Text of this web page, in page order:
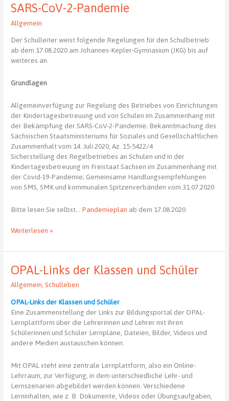
SARS-CoV-2-Pandemie
Allgemein
Der Schulleiter weist folgende Regelungen für den Schulbetrieb
ab dem 17.08.2020 am Johannes-Kepler-Gymnasium (JKG) bis auf
weiteres an.
Grundlagen
Allgemeinverfügung zur Regelung des Betriebes von Einrichtungen
der Kindertagesbetreuung und von Schulen im Zusammenhang mit
der Bekämpfung der SARS-CoV-2-Pandemie; Bekanntmachung des
Sächsischen Staatsministeriums für Soziales und Gesellschaftlichen
Zusammenhalt vom 14. Juli 2020, Az. 15-5422/4
Sicherstellung des Regelbetriebes an Schulen und in der
Kindertagesbetreuung im Freistaat Sachsen im Zusammenhang mit
der Covid-19-Pandemie; Gemeinsame Handlungsempfehlungen
von SMS, SMK und kommunalen Spitzenverbänden vom 31.07.2020
Bitte lesen Sie selbst… Pandemieplan ab dem 17.08.2020
Regelungen
Johannes-
Gymnasium
Chemnitz
dem
17.08.2020
im
Zusammenhang
mit
SARS-
CoV-
2-
Pandemie
Weiterlesen »
OPAL-Links der Klassen und Schüler
Allgemein,Schulleben
OPAL-Links der Klassen und Schüler
Eine Zusammenstellung der Links zur Bildungsportal der OPAL-
Lernplattform über die Lehrerinnen und Lehrer mit ihren
Schülerinnen und Schüler Lernpläne, Dateien, Bilder, Videos und
andere Medien austauschen können.
Mit OPAL steht eine zentrale Lernplattform, also ein Online-
Lehrraum, zur Verfügung, in dem unterschiedliche Lehr- und
Lernszenarien abgebildet werden können. Verschiedene
Lerninhalten, wie z. B. Dokumente, Videos oder Übungsaufgaben,